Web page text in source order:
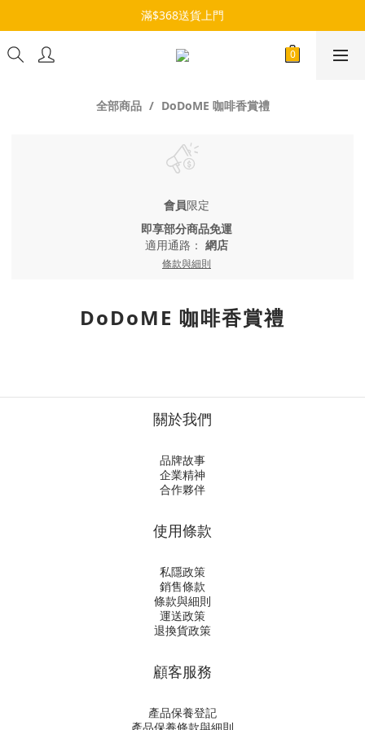
滿$368送貨上門
全部商品 DoDoME 咖啡香賞禮
會員限定
即享部分商品免運
適用通路： 網店
條款與細則
DoDoME 咖啡香賞禮
關於我們
品牌故事
企業精神
合作夥伴
使用條款
私隱政策
銷售條款
條款與細則
運送政策
退換貨政策
顧客服務
產品保養登記